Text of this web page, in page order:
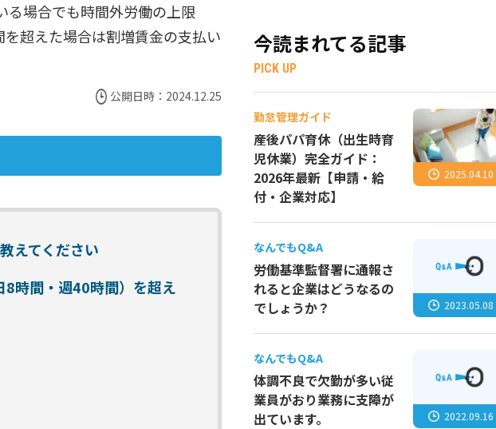
る場合でも時間外労働の上限
超えた場合は割増賃金の支払い
公開日時：2024.12.25
えてください
8時間・週40時間）を超え
今読まれてる記事
PICK UP
勤怠管理ガイド
産後パパ育休（出生時育
児休業）完全ガイド：
2026年最新【申請・給
付・企業対応】
2025.04.10
なんでもQ&A
労働基準監督署に通報さ
れると企業はどうなるの
でしょうか？
2023.05.08
なんでもQ&A
体調不良で欠勤が多い従
業員がおり業務に支障が
出ています。
2022.09.16